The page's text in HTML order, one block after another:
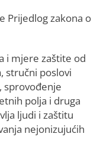
Prijedlog zakona o
i mjere zaštite od
stručni poslovi
sprovođenje
polja i druga
ljudi i zaštitu
nejonizujućih